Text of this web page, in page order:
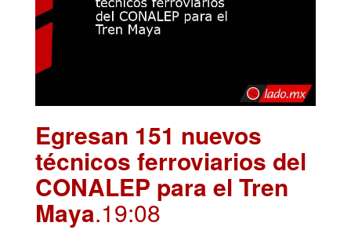
Egresan 151 nuevos
técnicos ferroviarios del
CONALEP para el Tren
Maya.19:08